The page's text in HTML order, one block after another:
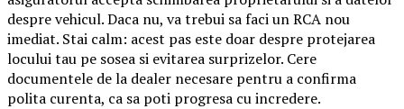
despre vehicul. Daca nu, va trebui sa faci un RCA nou
imediat. Stai calm: acest pas este doar despre protejarea
locului tau pe sosea si evitarea surprizelor. Cere
documentele de la dealer necesare pentru a confirma
polita curenta, ca sa poti progresa cu incredere.